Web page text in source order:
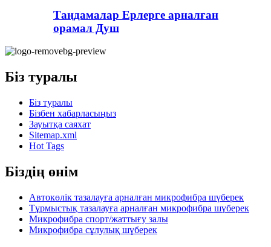
Таңдамалар Ерлерге арналған
орамал Душ
Біз туралы
Біз туралы
Бізбен хабарласыңыз
Зауытқа саяхат
Sitemap.xml
Hot Tags
Біздің өнім
Автокөлік тазалауға арналған микрофибра шүберек
Тұрмыстық тазалауға арналған микрофибра шүберек
Микрофибра спорт/жаттығу залы
Микрофибра сұлулық шүберек